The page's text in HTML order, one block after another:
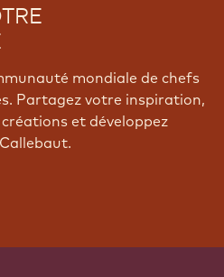
mondiale de chefs
Partagez votre inspiration,
et développez